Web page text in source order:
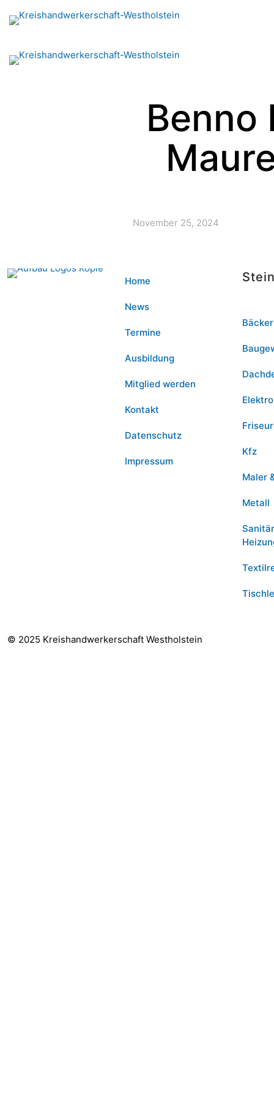
Benno
November 25, 2024
Home
News
Termine
Ausbildung
Mitglied werden
Kontakt
Datenschutz
Impressum
Bäcker
Elektro
Kfz
Maler
Metall
© 2025 Kreishandwerkerschaft Westholstein